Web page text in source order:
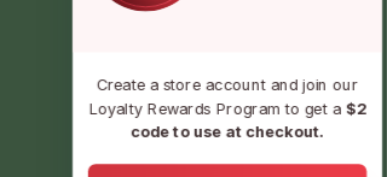
Create a store account and join our
Loyalty Rewards Program to get a $2
code to use at checkout.